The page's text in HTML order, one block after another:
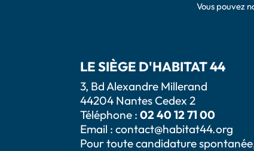
Vous pouvez
LE SIÈGE D'HABITAT 44
3, Bd Alexandre Millerand
44204 Nantes Cedex 2
Téléphone :02 40 12 71 00
Email :contact@habitat44.org
Pour toute candidature